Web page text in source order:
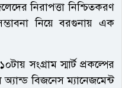
নিরাপত্তা নিশ্চিতকরণ
নিয়ে বরগুনায় এক
সংগ্রাম স্মার্ট প্রকল্পের
বিজনেস ম্যানেজমেন্ট